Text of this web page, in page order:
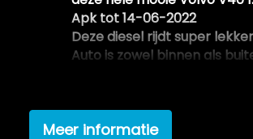
R-design exterieur
Recente apk keuring
Sportuitlaat met dubbele
Apk tot 14-06-2022
Deze diesel rijdt super
Auto is zowel binnen als
LED achterlichten
LED dagrijverlichting
Meer informatie